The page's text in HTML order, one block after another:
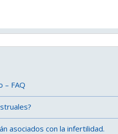
– FAQ
asociados con la infertilidad.